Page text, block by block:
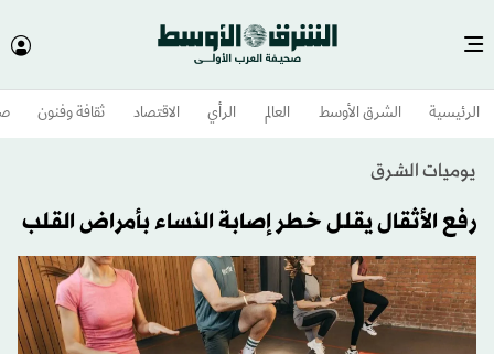
الرئيسية الشرق الأوسط​ العالم الرأي الاقتصاد ثقافة وفنون
يوميات الشرق
رفع الأثقال يقلل خطر إصابة النساء بأمراض القلب